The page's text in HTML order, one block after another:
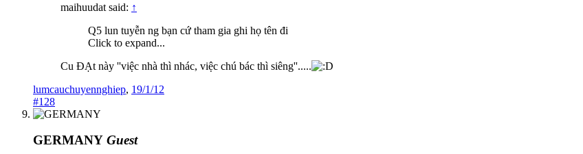
maihuudat said: ↑
Q5 lun tuyễn ng bạn cứ tham gia ghi họ tên đi
Click to expand...
Cu ĐẠt này ''việc nhà thì nhác, việc chú bác thì siêng''.....
lumcauchuyennghiep, 19/1/12
#128
GERMANY Guest